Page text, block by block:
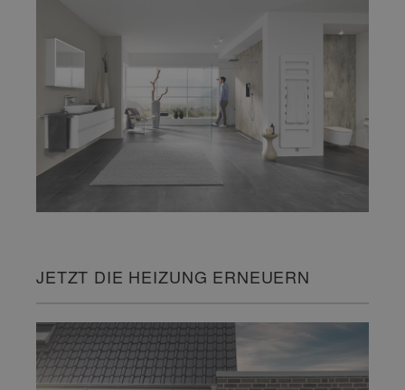
JETZT DIE HEIZUNG ERNEUERN